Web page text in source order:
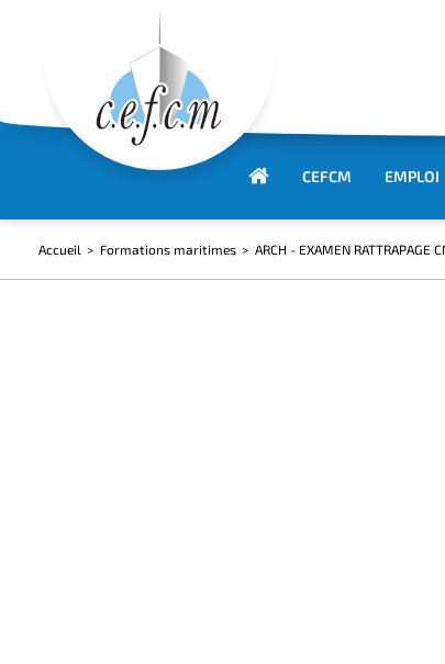
CEFCM EMPLOI
Accueil Formations maritimes ARCH - EXAMEN RATTRAPAGE